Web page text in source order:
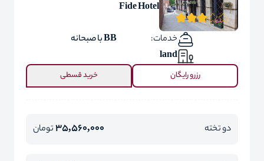
Fide Hotel
خدمات:
BB با صبحانه
land
رزرو رایگان خرید قسطی
دو تخته 35,560,000تومان